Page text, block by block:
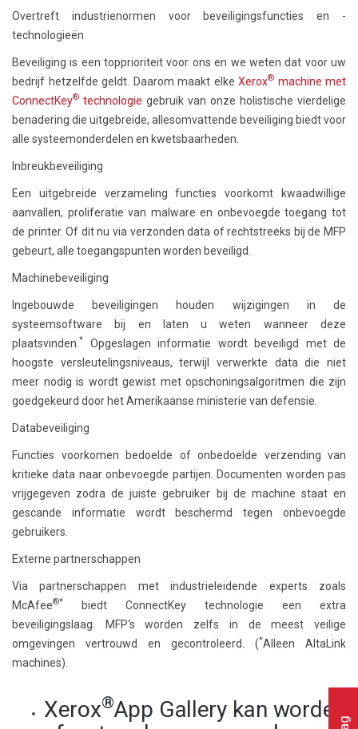
Overtreft industrienormen voor beveiligingsfuncties en -
technologieën
Beveiliging is een topprioriteit voor ons en we weten dat voor uw
bedrijf hetzelfde geldt. Daarom maakt elke Xerox® machine met
ConnectKey® technologie gebruik van onze holistische vierdelige
benadering die uitgebreide, allesomvattende beveiliging biedt voor
alle systeemonderdelen en kwetsbaarheden.
Inbreukbeveiliging
Een uitgebreide verzameling functies voorkomt kwaadwillige
aanvallen, proliferatie van malware en onbevoegde toegang tot
de printer. Of dit nu via verzonden data of rechtstreeks bij de MFP
gebeurt, alle toegangspunten worden beveiligd.
Machinebeveiliging
Ingebouwde beveiligingen houden wijzigingen in de
systeemsoftware bij en laten u weten wanneer deze
plaatsvinden. *
Opgeslagen informatie wordt beveiligd met de
hoogste versleutelingsniveaus, terwijl verwerkte data die niet
meer nodig is wordt gewist met opschoningsalgoritmen die zijn
goedgekeurd door het Amerikaanse ministerie van defensie.
Databeveiliging
Functies voorkomen bedoelde of onbedoelde verzending van
kritieke data naar onbevoegde partijen. Documenten worden pas
vrijgegeven zodra de juiste gebruiker bij de machine staat en
gescande informatie wordt beschermd tegen onbevoegde
gebruikers.
Externe partnerschappen
Via partnerschappen met industrieleidende experts zoals
McAfee®*
biedt ConnectKey technologie een extra
beveiligingslaag. MFP‘s worden zelfs in de meest veilige
omgevingen vertrouwd en gecontroleerd. (*Alleen AltaLink
machines).
Xerox®App Gallery kan worden